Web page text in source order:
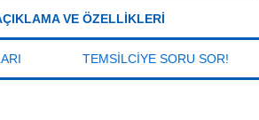
VE ÖZELLIKLERI
TEMSILCIYE SORU SOR!